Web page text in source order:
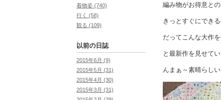
編み物がお得意と
きっとすぐにでき
だってこんな大作
と最新作を見せて
んまぁ～素晴らし
着物姿 (740)
行く (58)
観る (109)
以前の日誌
2015年6月 (9)
2015年5月 (31)
2015年4月 (30)
2015年3月 (31)